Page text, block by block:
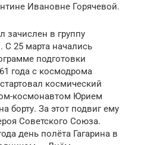
Ивановне Горячевой.
зачислен в группу
25 марта начались
подготовки
года с космодрома
космический
космонавтом Юрием
борту. За этот подвиг ему
Советского Союза.
день полёта Гагарина в